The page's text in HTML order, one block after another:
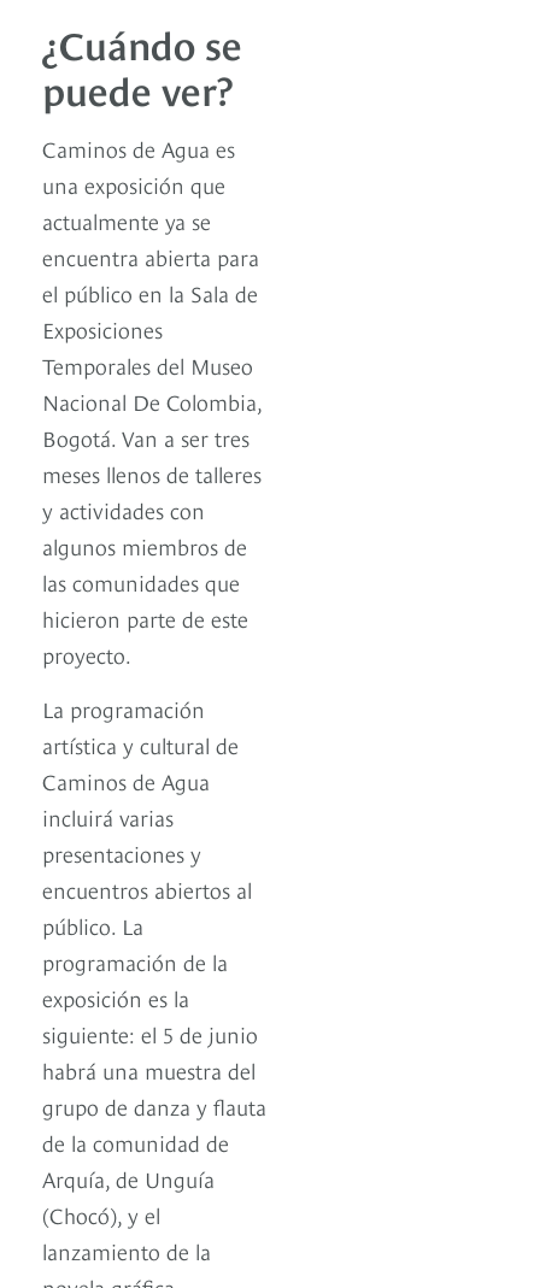
¿Cuándo se
puede ver?
Caminos de Agua es
una exposición que
actualmente ya se
encuentra abierta para
el público en la Sala de
Exposiciones
Temporales del Museo
Nacional De Colombia,
Bogotá. Van a ser tres
meses llenos de talleres
y actividades con
algunos miembros de
las comunidades que
hicieron parte de este
proyecto.
La programación
artística y cultural de
Caminos de Agua
incluirá varias
presentaciones y
encuentros abiertos al
público. La
programación de la
exposición es la
siguiente: el 5 de junio
habrá una muestra del
grupo de danza y flauta
de la comunidad de
Arquía, de Unguía
(Chocó), y el
lanzamiento de la